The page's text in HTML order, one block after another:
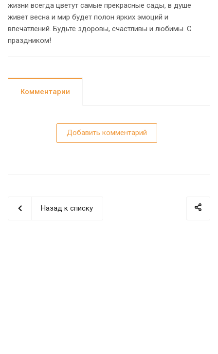
жизни всегда цветут самые прекрасные сады, в душе
живет весна и мир будет полон ярких эмоций и
впечатлений. Будьте здоровы, счастливы и любимы. С
праздником!
Комментарии
Добавить комментарий
Назад к списку